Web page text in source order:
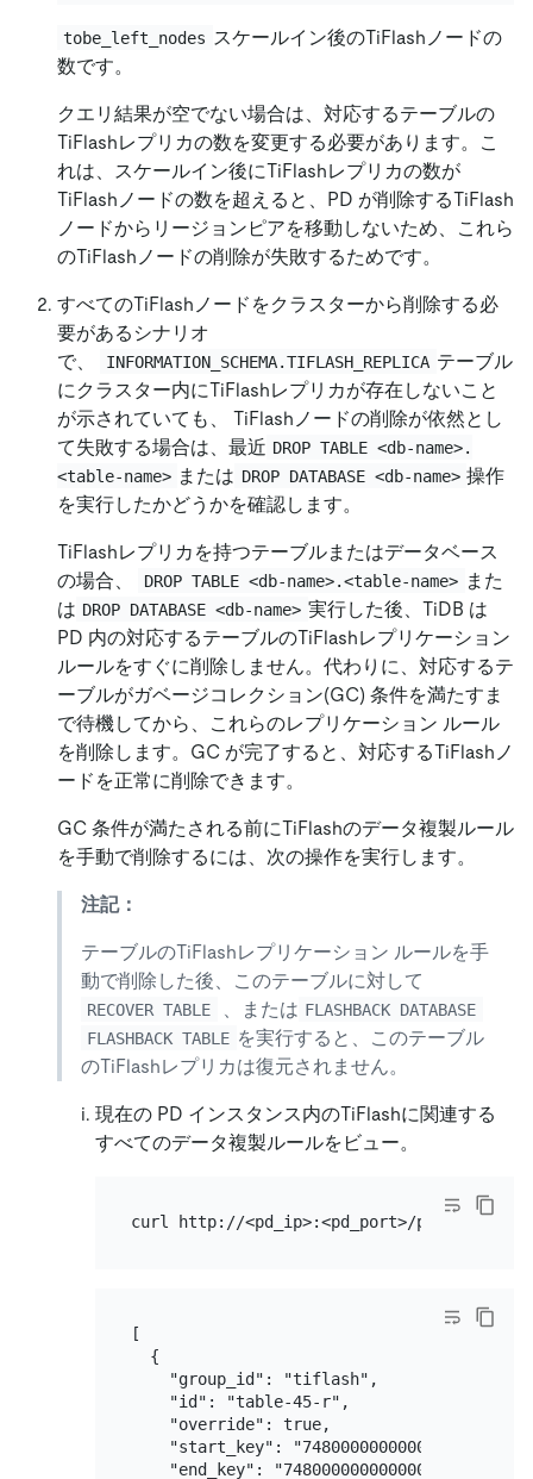
tobe_left_nodes スケールイン後のTiFlashノードの
数です。
クエリ結果が空でない場合は、対応するテーブルの
TiFlashレプリカの数を変更する必要があります。こ
れは、スケールイン後にTiFlashレプリカの数が
TiFlashノードの数を超えると、PD が削除するTiFlash
ノードからリージョンピアを移動しないため、これら
のTiFlashノードの削除が失敗するためです。
すべてのTiFlashノードをクラスターから削除する必
要があるシナリオ
で、
INFORMATION_SCHEMA.TIFLASH_REPLICA テーブル
にクラスター内にTiFlashレプリカが存在しないこと
が示されていても、 TiFlashノードの削除が依然とし
て失敗する場合は、最近 DROP TABLE <db-name>.
<table-name> または DROP DATABASE <db-name> 操作
を実行したかどうかを確認します。
TiFlashレプリカを持つテーブルまたはデータベース
の場合、
DROP TABLE <db-name>.<table-name> また
は DROP DATABASE <db-name> 実行した後、TiDB は
PD 内の対応するテーブルのTiFlashレプリケーション
ルールをすぐに削除しません。代わりに、対応するテ
ーブルがガベージコレクション(GC) 条件を満たすま
で待機してから、これらのレプリケーション ルール
を削除します。GC が完了すると、対応するTiFlashノ
ードを正常に削除できます。
GC 条件が満たされる前にTiFlashのデータ複製ルール
を手動で削除するには、次の操作を実行します。
注記：
テーブルのTiFlashレプリケーション ルールを手
動で削除した後、このテーブルに対して
RECOVER TABLE 、または FLASHBACK DATABASE
FLASHBACK TABLE を実行すると、このテーブル
のTiFlashレプリカは復元されません。
現在の PD インスタンス内のTiFlashに関連する
すべてのデータ複製ルールをビュー。
[
  {
    "group_id": "tiflash",
    "id": "table-45-r",
    "override": true,
"start_key":
"end_key":